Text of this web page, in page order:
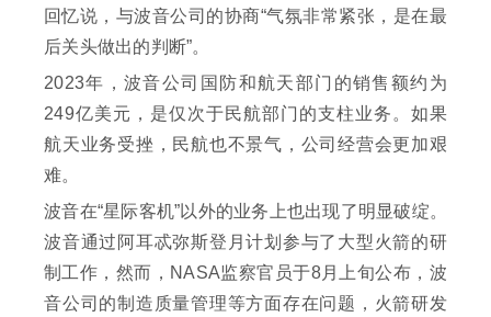
回忆说，与波音公司的协商“气氛非常紧张，是在最
后关头做出的判断”。
2023年，波音公司国防和航天部门的销售额约为
249亿美元，是仅次于民航部门的支柱业务。如果
航天业务受挫，民航也不景气，公司经营会更加艰
难。
波音在“星际客机”以外的业务上也出现了明显破绽。
波音通过阿耳忒弥斯登月计划参与了大型火箭的研
制工作，然而，NASA监察官员于8月上旬公布，波
音公司的制造质量管理等方面存在问题，火箭研发